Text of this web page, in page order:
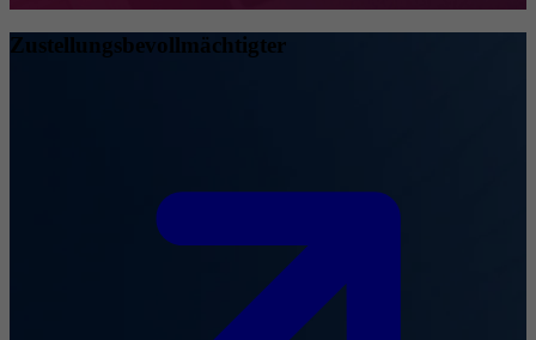
Zustellungsbevollmächtigter